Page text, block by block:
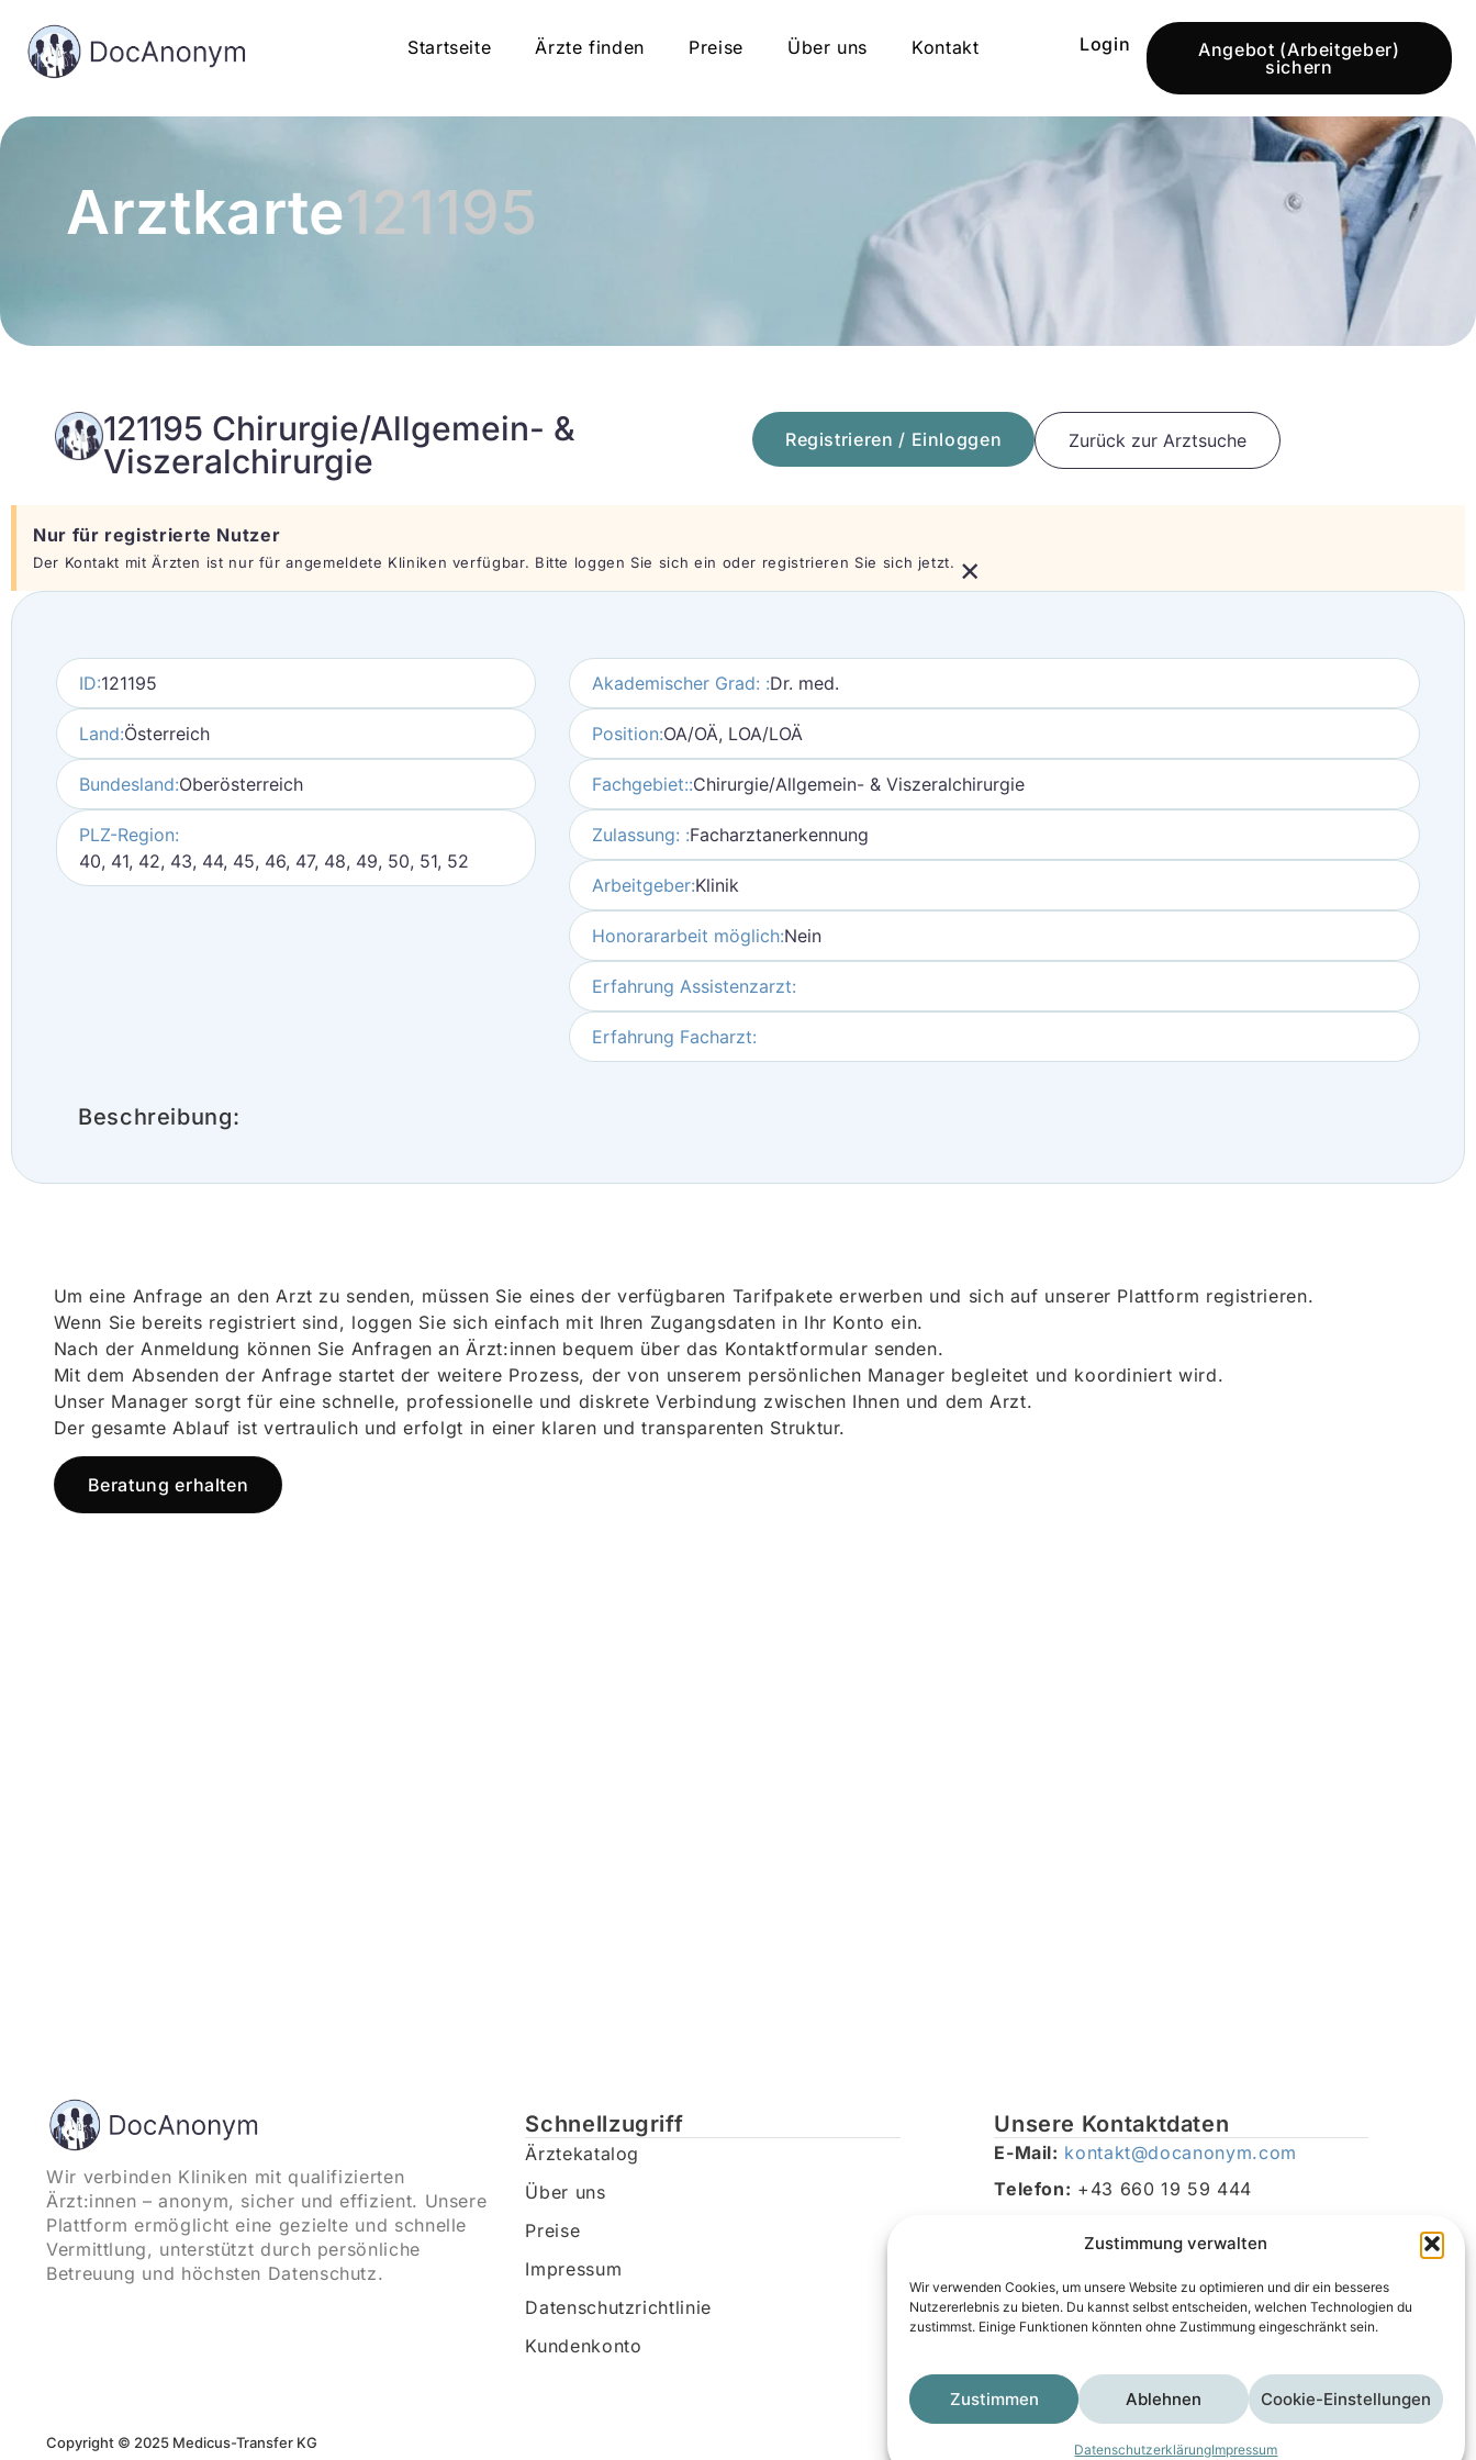
Zustimmung verwalten
Wir verwenden Cookies, um unsere Website zu optimieren und dir ein besseres
Nutzererlebnis zu bieten. Du kannst selbst entscheiden, welchen Technologien du
zustimmst. Einige Funktionen könnten ohne Zustimmung eingeschränkt sein.
Zustimmen Ablehnen Cookie-Einstellungen
DatenschutzerklärungImpressum
Startseite Ärzte finden Preise Über uns Kontakt Login
Angebot (Arbeitgeber)
sichern
Arztkarte121195
121195 Chirurgie/Allgemein- &
Viszeralchirurgie
Registrieren / Einloggen Zurück zur Arztsuche
Nur für registrierte Nutzer
Der Kontakt mit Ärzten ist nur für angemeldete Kliniken verfügbar. Bitte loggen Sie sich ein oder registrieren Sie sich jetzt. ×
ID:121195
Land:Österreich
Bundesland:Oberösterreich
PLZ-Region:
40, 41, 42, 43, 44, 45, 46, 47, 48, 49, 50, 51, 52
Akademischer Grad: :Dr. med.
Position:OA/OÄ, LOA/LOÄ
Fachgebiet::Chirurgie/Allgemein- & Viszeralchirurgie
Zulassung: :Facharztanerkennung
Arbeitgeber:Klinik
Honorararbeit möglich:Nein
Erfahrung Assistenzarzt:
Erfahrung Facharzt:
Beschreibung:
Um eine Anfrage an den Arzt zu senden, müssen Sie eines der verfügbaren Tarifpakete erwerben und sich auf unserer Plattform registrieren.
Wenn Sie bereits registriert sind, loggen Sie sich einfach mit Ihren Zugangsdaten in Ihr Konto ein.
Nach der Anmeldung können Sie Anfragen an Ärzt:innen bequem über das Kontaktformular senden.
Mit dem Absenden der Anfrage startet der weitere Prozess, der von unserem persönlichen Manager begleitet und koordiniert wird.
Unser Manager sorgt für eine schnelle, professionelle und diskrete Verbindung zwischen Ihnen und dem Arzt.
Der gesamte Ablauf ist vertraulich und erfolgt in einer klaren und transparenten Struktur.
Beratung erhalten
Wir verbinden Kliniken mit qualifizierten
Ärzt:innen – anonym, sicher und effizient. Unsere
Plattform ermöglicht eine gezielte und schnelle
Vermittlung, unterstützt durch persönliche
Betreuung und höchsten Datenschutz.
Schnellzugriff
Ärztekatalog
Über uns
Preise
Impressum
Datenschutzrichtlinie
Kundenkonto
Unsere Kontaktdaten
E-Mail: kontakt@docanonym.com
Telefon: +43 660 19 59 444
Traunsee, Österreich
Copyright © 2025 Medicus-Transfer KG DatenschutzerklärungAGB